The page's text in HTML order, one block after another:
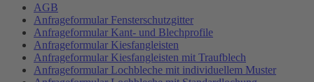
AGB
Anfrageformular Fensterschutzgitter
Anfrageformular Kant- und Blechprofile
Anfrageformular Kiesfangleisten
Anfrageformular Kiesfangleisten mit Traufblech
Anfrageformular Lochbleche mit individuellem Muster